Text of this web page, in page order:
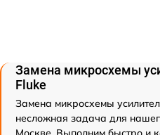
Замена микросхемы
Fluke
Замена микросхемы
несложная задача для